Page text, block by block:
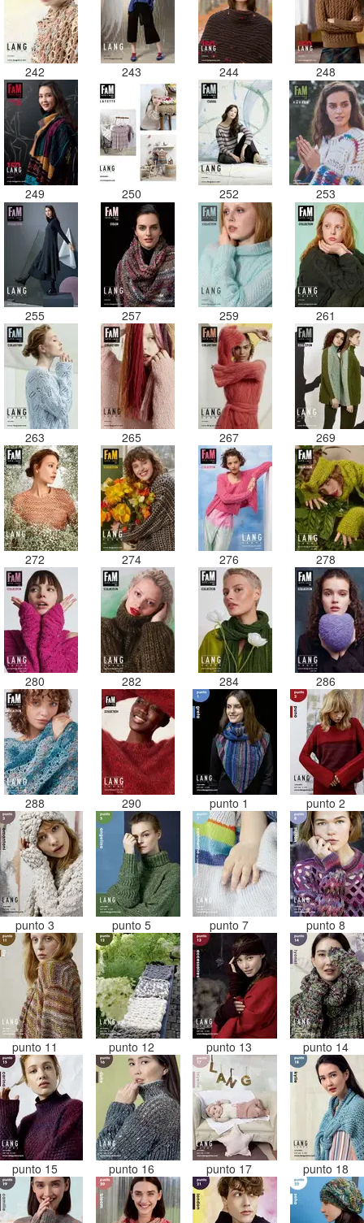
242 243 244 248
249 250 252 253
255 257 259 261
263 265 267 269
272 274 276 278
280 282 284 286
288 290 punto 1 punto 2
punto 3 punto 5 punto 7 punto 8
punto 11 punto 12 punto 13 punto 14
punto 15 punto 16 punto 17 punto 18